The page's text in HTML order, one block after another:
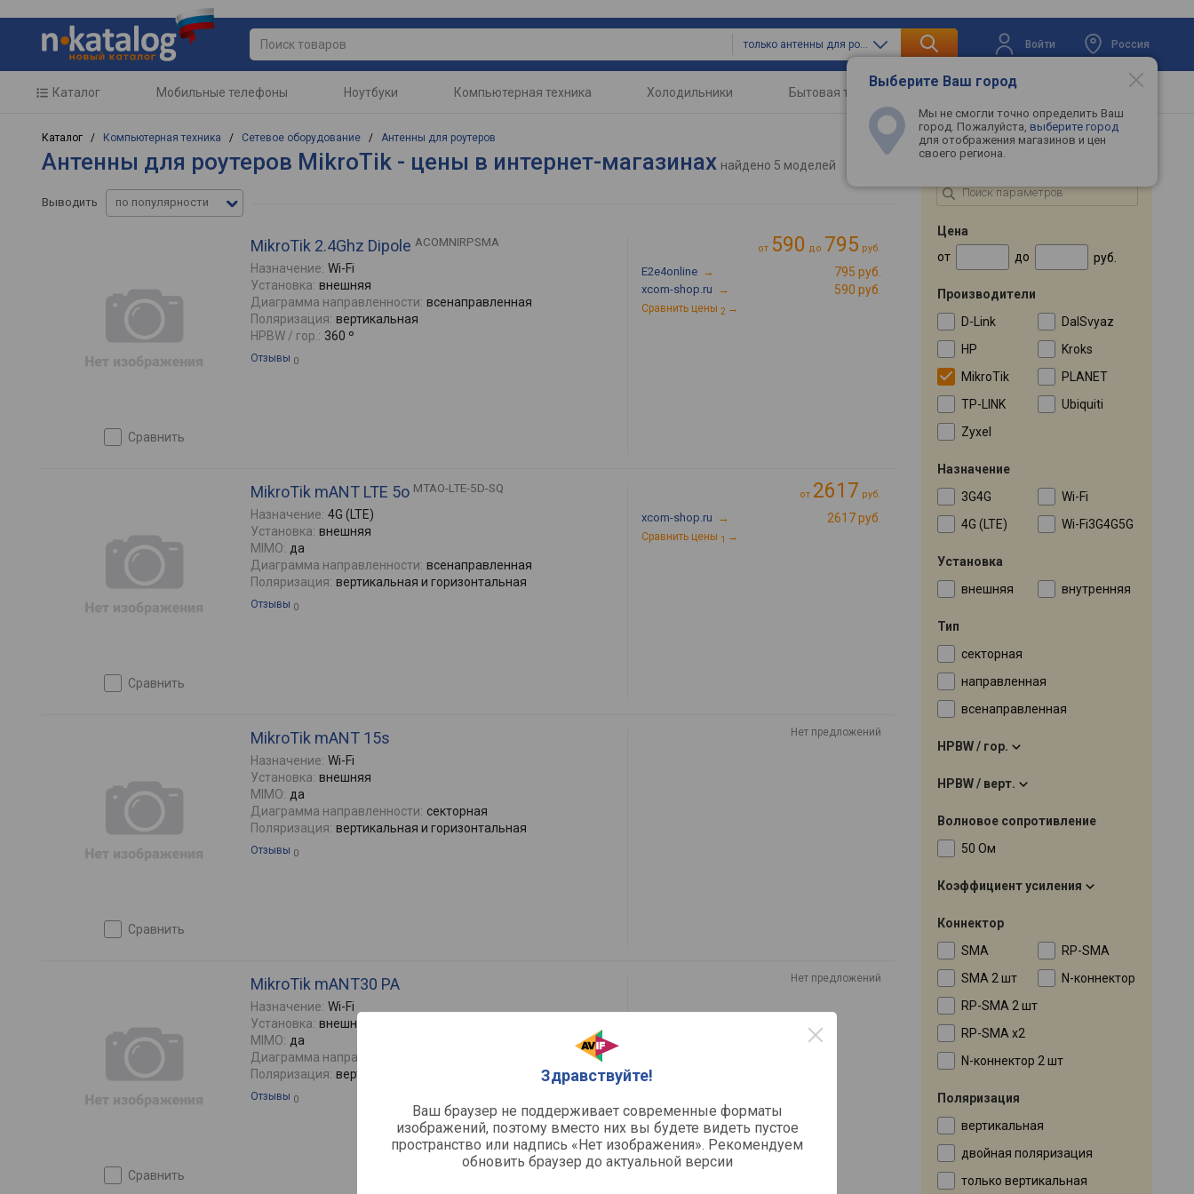
только антенны для роутеров Войти Россия
Выберите Ваш город
Мы не смогли точно определить Ваш
город. Пожалуйста, выберите город
для отображения магазинов и цен
своего региона.
Здравствуйте!
Ваш браузер не поддерживает современные форматы
изображений, поэтому вместо них вы будете видеть пустое
пространство или надпись «Нет изображения». Рекомендуем
обновить браузер до актуальной версии
Каталог Мобильные телефоны Ноутбуки Компьютерная техника Холодильники Бытовая техника Телевизоры
Каталог / Компьютерная техника / Сетевое оборудование / Антенны для роутеров
Антенны для роутеров MikroTik - цены в интернет-магазинах найдено 5 моделей
Выводить по популярности
сравнить
MikroTik 2.4Ghz Dipole ACOMNIRPSMA
Назначение: Wi-Fi
Установка: внешняя
Диаграмма направленности: всенаправленная
Поляризация: вертикальная
HPBW / гор.: 360 º
Отзывы 0
от 590 до 795 руб.
E2e4online → 795 руб.
xcom-shop.ru → 590 руб.
Сравнить цены 2 →
сравнить
MikroTik mANT LTE 5o MTAO-LTE-5D-SQ
Назначение: 4G (LTE)
Установка: внешняя
MIMO: да
Диаграмма направленности: всенаправленная
Поляризация: вертикальная и горизонтальная
Отзывы 0
от 2617 руб.
xcom-shop.ru → 2617 руб.
Сравнить цены 1 →
сравнить
MikroTik mANT 15s
Назначение: Wi-Fi
Установка: внешняя
MIMO: да
Диаграмма направленности: секторная
Поляризация: вертикальная и горизонтальная
Отзывы 0
Нет предложений
сравнить
MikroTik mANT30 PA
Назначение: Wi-Fi
Установка: внешняя
MIMO: да
Диаграмма направленности:
Поляризация: вертикальная и горизонтальная
Отзывы 0
Нет предложений
ПОДБОР ПО ПАРАМЕТРАМ
Цена
от
до руб.
Производители
D-Link
DalSvyaz
HP
Kroks
MikroTik
PLANET
TP-LINK
Ubiquiti
Zyxel
Назначение
3G4G
Wi-Fi
4G (LTE)
Wi-Fi3G4G5G
Установка
внешняя
внутренняя
Тип
секторная
направленная
всенаправленная
HPBW / гор.
HPBW / верт.
Волновое сопротивление
50 Ом
Коэффициент усиления
Коннектор
SMA
RP-SMA
SMA 2 шт
N-коннектор
RP-SMA 2 шт
RP-SMA x2
N-коннектор 2 шт
Поляризация
вертикальная
двойная поляризация
только вертикальная